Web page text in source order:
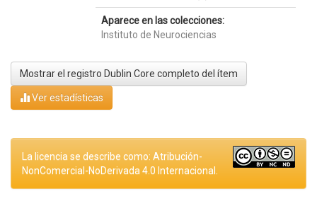
Aparece en las colecciones:
Instituto de Neurociencias
Mostrar el registro Dublin Core completo del ítem
Ver estadísticas
La licencia se describe como: Atribución-
NonComercial-NoDerivada 4.0 Internacional.